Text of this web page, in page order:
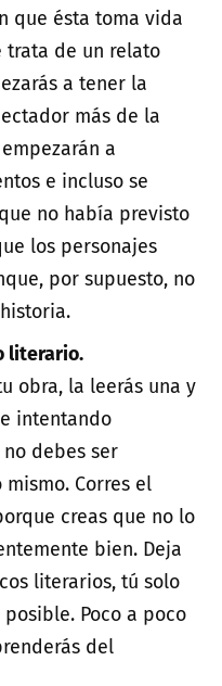
que ésta toma vida
trata de un relato
a tener la
más de la
a
e incluso se
no había previsto
los personajes
por supuesto, no
literario.
obra, la leerás una y
intentando
debes ser
Corres el
creas que no lo
bien. Deja
literarios, tú solo
Poco a poco
del